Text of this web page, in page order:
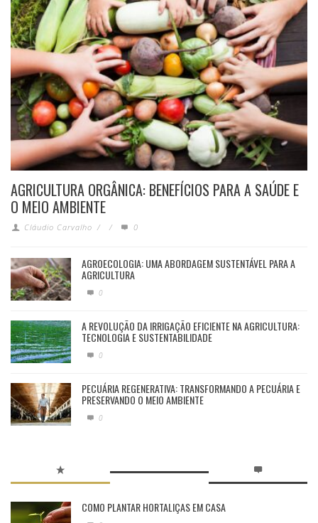
AGRICULTURA ORGÂNICA: BENEFÍCIOS PARA A SAÚDE E
O MEIO AMBIENTE
Cláudio Carvalho / / 0
AGROECOLOGIA: UMA ABORDAGEM SUSTENTÁVEL PARA A
AGRICULTURA
0
A REVOLUÇÃO DA IRRIGAÇÃO EFICIENTE NA AGRICULTURA:
TECNOLOGIA E SUSTENTABILIDADE
0
PECUÁRIA REGENERATIVA: TRANSFORMANDO A PECUÁRIA E
PRESERVANDO O MEIO AMBIENTE
0
COMO PLANTAR HORTALIÇAS EM CASA